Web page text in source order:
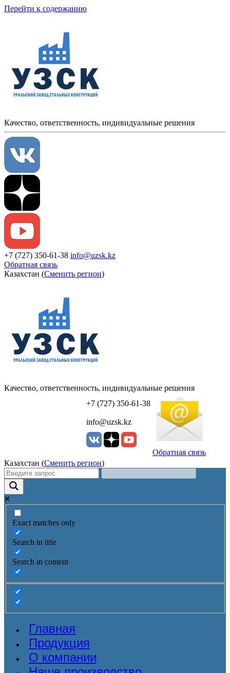
Перейти к содержанию
Качество, ответственность, индивидуальные решения
+7 (727) 350-61-38 info@uzsk.kz
Обратная связь
Казахстан (Сменить регион)
УЗСК Казахстан
Качество, ответственность, индивидуальные решения
+7 (727) 350-61-38
info@uzsk.kz
Обратная связь
Казахстан (Сменить регион)
Exact matches only
Search in title
Search in content
Главная
Продукция
О компании